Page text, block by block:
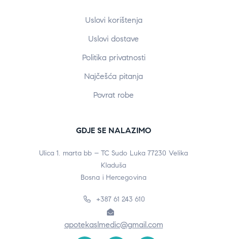
Uslovi korištenja
Uslovi dostave
Politika privatnosti
Najčešća pitanja
Povrat robe
GDJE SE NALAZIMO
Ulica 1. marta bb – TC Sudo Luka 77230 Velika
Kladuša
Bosna i Hercegovina
+387 61 243 610
apotekaslmedic@gmail.com